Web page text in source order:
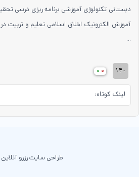
دبستانی تکنولوژی آموزشی برنامه ریزی درسی
آموزش الکترونیک اخلاق اسلامی تعلیم و تربیت
...
۱۴۰ ۰ ۰
لینک کوتاه:
طراحی سایت رزرو آنلاین